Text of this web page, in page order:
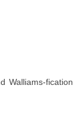
Walliams-fication